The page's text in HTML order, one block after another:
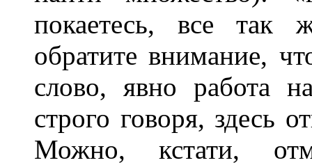
покаетесь, все так
обратите внимание,
слово, явно работа
строго говоря, здесь
Можно, кстати,